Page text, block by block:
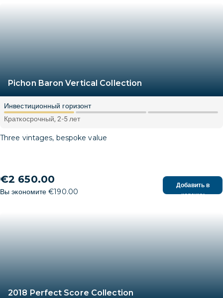
Pichon Baron Vertical Collection
Инвестиционный горизонт
Краткосрочный, 2-5 лет
Three vintages, bespoke value
€2 650.00
Вы экономите €190.00
Добавить в
корзину
2018 Perfect Score Collection